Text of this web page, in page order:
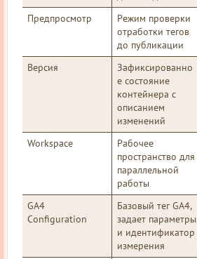
Предпросмотр
Режим проверки
отработки тегов
до публикации
Версия
Зафиксированно
е состояние
контейнера с
описанием
изменений
Workspace
Рабочее
пространство для
параллельной
работы
GA4
Configuration
Базовый тег GA4,
задает параметры
и идентификатор
измерения